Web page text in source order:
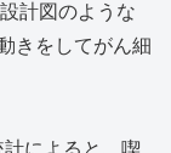
計図のような
きをしてがん細